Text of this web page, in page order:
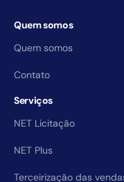
Quem somos
Quem somos
Contato
Serviços
NET Licitação
NET Plus
Terceirização das